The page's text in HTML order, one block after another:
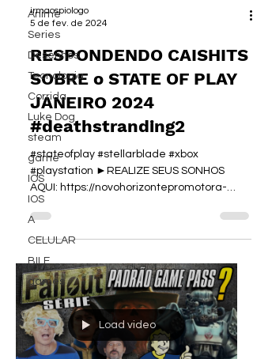
Anime
Series
Desenhos
Tecnologia
Corrida
Luke Dog
steam
game
IOS
IOS
A
CELULAR
BILE
games
irmaospiologo
5 de fev. de 2024
RESPONDENDO CAISHITS
SOBRE o STATE OF PLAY
JANEIRO 2024
#deathstranding2
#stateofplay #stellarblade #xbox
#playstation ►REALIZE SEUS SONHOS
AQUI: https://novohorizontepromotora-
piologo.com/ ►REALIZE SEUS...
Load video